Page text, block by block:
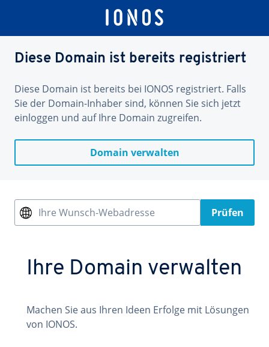
Diese Domain ist bereits registriert
Diese Domain ist bereits bei IONOS registriert. Falls
Sie der Domain-Inhaber sind, können Sie sich jetzt
einloggen und auf Ihre Domain zugreifen.
Domain verwalten
Ihre Wunsch-Webadresse Prüfen
Ihre Domain verwalten
Machen Sie aus Ihren Ideen Erfolge mit Lösungen
von IONOS.